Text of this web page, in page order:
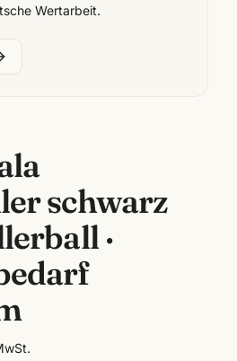
Wertarbeit.
schwarz
·